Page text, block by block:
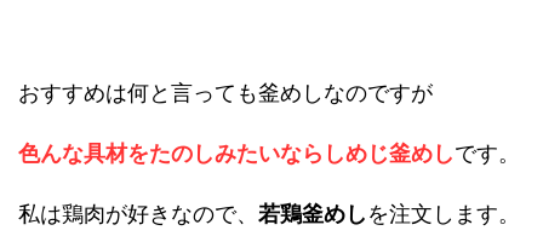
おすすめは何と言っても釜めしなのですが
色んな具材をたのしみたいならしめじ釜めしです。
私は鶏肉が好きなので、 若鶏釜めしを注文します。